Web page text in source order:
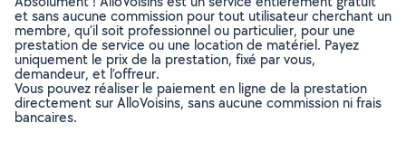
et sans aucune commission pour tout utilisateur cherchant un
membre, qu’il soit professionnel ou particulier, pour une
prestation de service ou une location de matériel. Payez
uniquement le prix de la prestation, fixé par vous,
demandeur, et l’offreur.
Vous pouvez réaliser le paiement en ligne de la prestation
directement sur AlloVoisins, sans aucune commission ni frais
bancaires.